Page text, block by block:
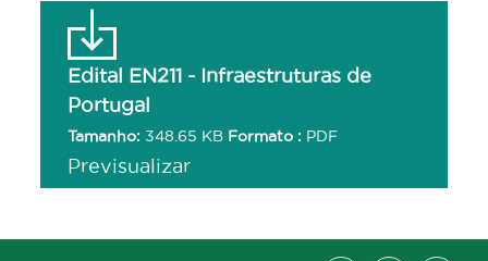
Edital EN211 - Infraestruturas de
Portugal
Tamanho: 348.65 KB Formato : PDF
Previsualizar